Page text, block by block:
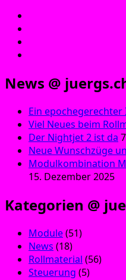
News @
Ein epochegerechter
Viel Neues beim
Der Nightjet 2 ist da
Neue Wunschzüge
Modulkombination
15. Dezember 2025
Kategorien @
Module(51)
News (18)
Rollmaterial (56)
Steuerung (5)